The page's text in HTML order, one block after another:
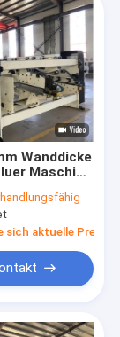
Wanddicke
Maschine
sich aktuelle Preis